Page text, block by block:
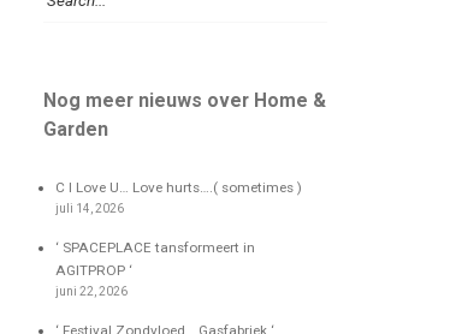
Nog meer nieuws over Home &
Garden
C I Love U… Love hurts….( sometimes )
juli 14, 2026
‘ SPACEPLACE tansformeert in
AGITPROP ‘
juni 22, 2026
‘ Festival Zondvloed….Gasfabriek ‘